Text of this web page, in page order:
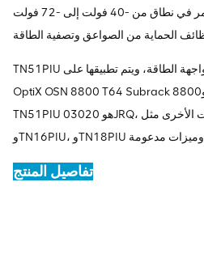
يصل إلى طاقة التيار المستمر في نطاق من -40 فولت إلى -72 فولت
TN51PIU عبارة عن لوحة واجهة الطاقة، ويتم تطبيقها على Huawei
OptiX OSN 8800 T64 Subrack و8800 T32 Subrack. رقم جزء
TN51PIU هو 03020JRQ، وبعض الإصدارات الأخرى مثل TN11PIU،
تفاصيل المنتج